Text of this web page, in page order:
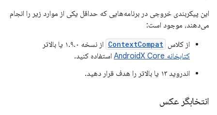
این پیکربندی خروجی در برنامه‌هایی که حداقل یکی از موارد زیر را انجام
می‌دهند، موجود است:
از کلاس ContextCompat از نسخه ۱.۹.۰ یا بالاتر
کتابخانه AndroidX Core
استفاده کنید.
اندروید ۱۳ یا بالاتر را هدف قرار دهید.
انتخابگر عکس